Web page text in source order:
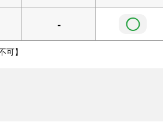
- ◯
可】